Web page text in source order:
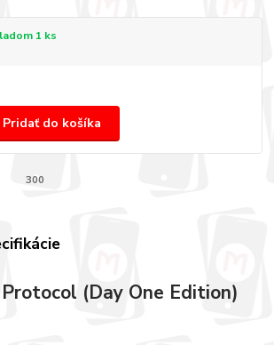
1 ks
Pridať do košíka
300
(Day One Edition)